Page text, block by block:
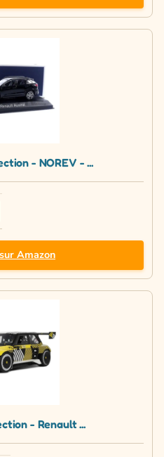
- NOREV - ...
Amazon
- Renault ...